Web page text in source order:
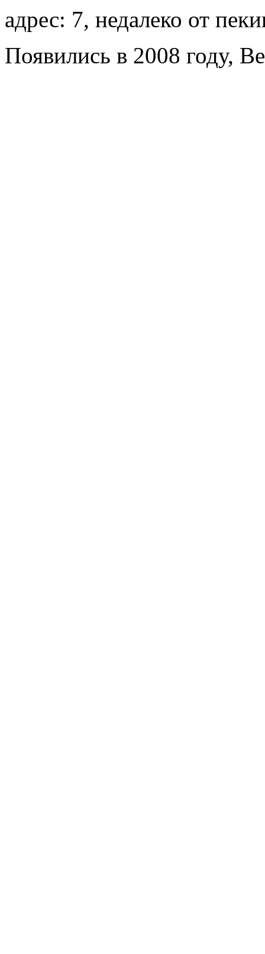
адрес: 7, недалеко от
Появились в 2008 году,